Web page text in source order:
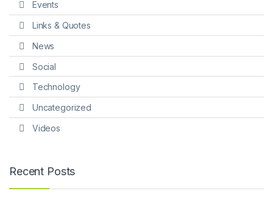
Events
Links & Quotes
News
Social
Technology
Uncategorized
Videos
Recent Posts